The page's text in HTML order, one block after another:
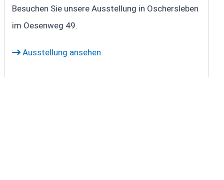
Besuchen Sie unsere Ausstellung in Oschersleben
im Oesenweg 49.
Ausstellung ansehen